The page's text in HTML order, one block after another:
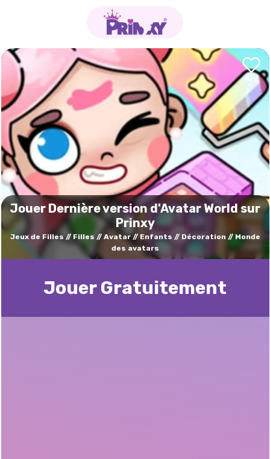
Jouer Dernière version d'Avatar World sur
Prinxy
Jeux de Filles Filles Avatar Enfants Décoration
Monde
des avatars
Jouer Gratuitement